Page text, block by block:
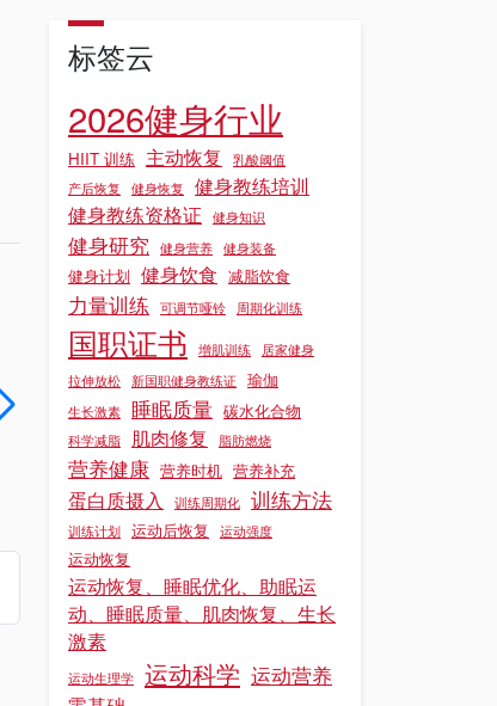
健身科学知识科普：专业教练必知的训练原理
健身科学知识科普：专业教练必知的训练原理
阅读更多 »
标签云
2026健身行业
HIIT 训练 主动恢复
乳酸阈值
产后恢复
健身恢复
健身教练培训
健身教练资格证
健身知识
健身研究 健身营养 健身装备
健身计划 健身饮食 减脂饮食
力量训练 可调节哑铃 周期化训练
国职证书 增肌训练
居家健身
拉伸放松 新国职健身教练证 瑜伽
生长激素 睡眠质量 碳水化合物
科学减脂 肌肉修复 脂肪燃烧
营养健康 营养时机 营养补充
蛋白质摄入 训练周期化 训练方法
训练计划 运动后恢复 运动强度
运动恢复
运动恢复、睡眠优化、助眠运
动、睡眠质量、肌肉恢复、生长
激素
运动生理学 运动科学 运动营养